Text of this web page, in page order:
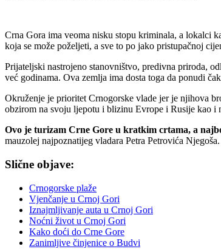
Crna Gora ima veoma nisku stopu kriminala, a lokalci
koja se može poželjeti, a sve to po jako pristupačnoj
Prijateljski nastrojeno stanovništvo, predivna priroda,
već godinama. Ova zemlja ima dosta toga da ponudi
Okruženje je prioritet Crnogorske vlade jer je njihova
obzirom na svoju ljepotu i blizinu Evrope i Rusije kao i
Ovo je turizam Crne Gore u kratkim crtama, a
mauzolej najpoznatijeg vladara Petra Petrovića Njegoša.
Slične objave:
Crnogorske plaže
Vjenčanje u Crnoj Gori
Iznajmljivanje auta u Crnoj Gori
Noćni život u Crnoj Gori
Kako doći do Crne Gore
Zanimljive činjenice o Budvi